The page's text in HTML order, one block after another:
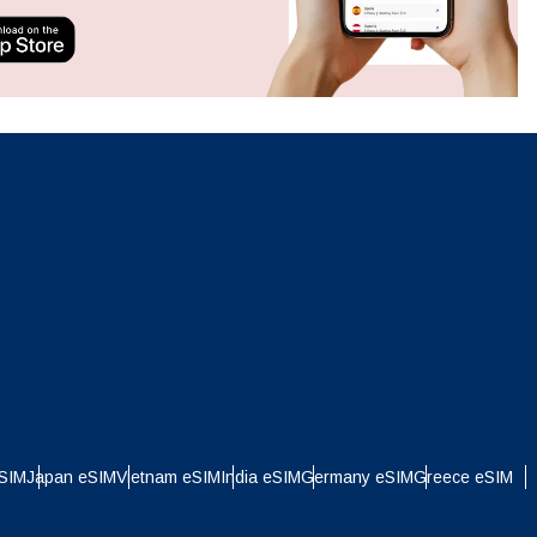
Japan eSIMVietnam eSIMIndia eSIMGermany eSIMGreece eSIM